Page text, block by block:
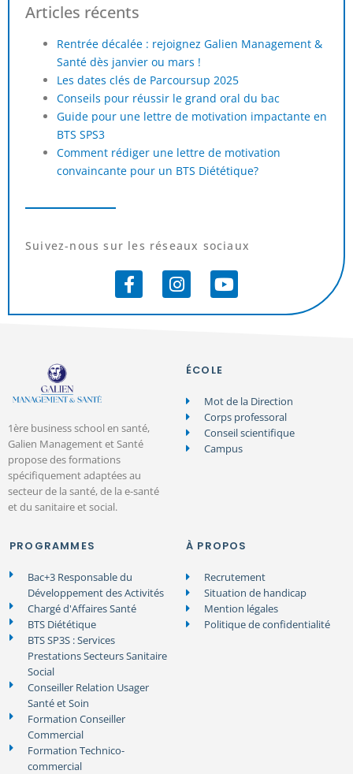
Articles récents
Rentrée décalée : rejoignez Galien Management &
Santé dès janvier ou mars !
Les dates clés de Parcoursup 2025
Conseils pour réussir le grand oral du bac
Guide pour une lettre de motivation impactante en
BTS SPS3
Comment rédiger une lettre de motivation
convaincante pour un BTS Diététique?
Suivez-nous sur les réseaux sociaux
1ère business school en santé,
Galien Management et Santé
propose des formations
spécifiquement adaptées au
secteur de la santé, de la e-santé
et du sanitaire et social.
ÉCOLE
Mot de la Direction
Corps professoral
Conseil scientifique
Campus
PROGRAMMES
Bac+3 Responsable du
Développement des Activités
Chargé d'Affaires Santé
BTS Diététique
BTS SP3S : Services
Prestations Secteurs Sanitaire
Social
Conseiller Relation Usager
Santé et Soin
Formation Conseiller
Commercial
Formation Technico-
commercial
À PROPOS
Recrutement
Situation de handicap
Mention légales
Politique de confidentialité